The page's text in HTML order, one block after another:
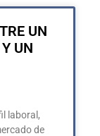
UN
UN
laboral,
de